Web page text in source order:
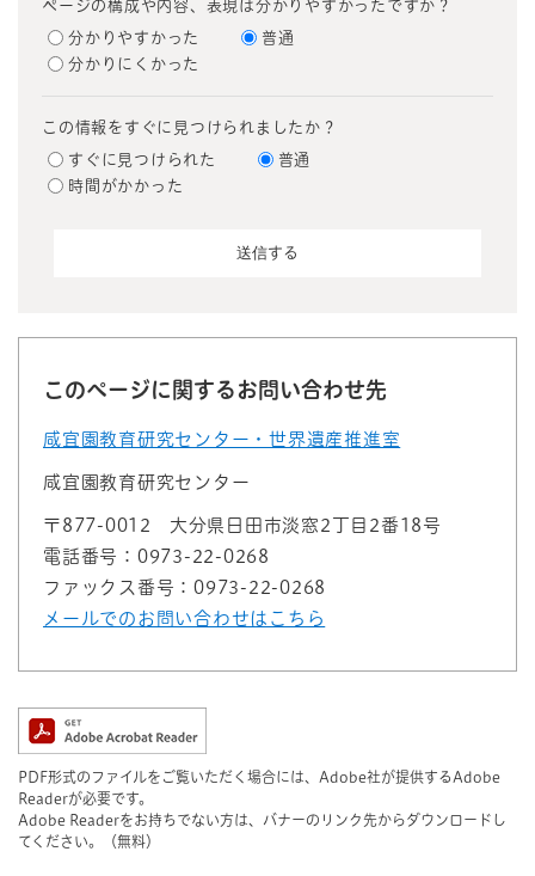
ページの構成や内容、表現は分かりやすかったですか？
分かりやすかった
普通
分かりにくかった
この情報をすぐに見つけられましたか？
すぐに見つけられた
普通
時間がかかった
このページに関するお問い合わせ先
咸宜園教育研究センター・世界遺産推進室
咸宜園教育研究センター
〒877-0012
大分県日田市淡窓2丁目2番18号
電話番号：0973-22-0268
ファックス番号：0973-22-0268
メールでのお問い合わせはこちら
PDF形式のファイルをご覧いただく場合には、Adobe社が提供するAdobe
Readerが必要です。
Adobe Readerをお持ちでない方は、バナーのリンク先からダウンロードし
てください。（無料）